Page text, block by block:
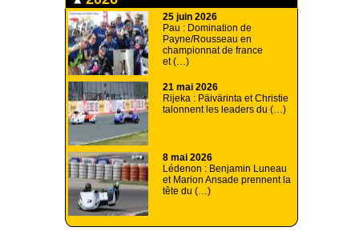
25 juin 2026
Pau : Domination de
Payne/Rousseau en
championnat de france
et (…)
21 mai 2026
Rijeka : Päivärinta et Christie
talonnent les leaders du (…)
8 mai 2026
Lédenon : Benjamin Luneau
et Marion Ansade prennent la
tête du (…)